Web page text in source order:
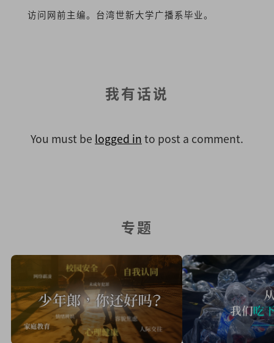
访问网前主编。台湾世新大学广播系毕业。
我有话说
You must be logged in to post a comment.
专题